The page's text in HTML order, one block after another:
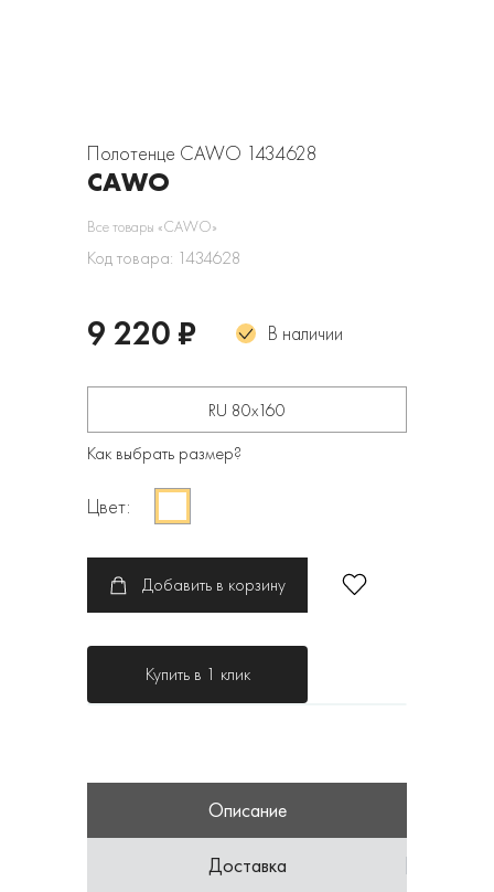
Полотенце CAWO 1434628
CAWO
Все товары «CAWO»
Код товара: 1434628
9 220 ₽ В наличии
RU 80х160
Как выбрать размер?
Цвет:
Добавить в корзину
Купить в 1 клик
Описание
Доставка